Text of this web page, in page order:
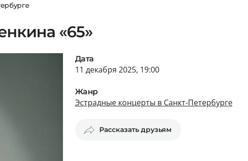
«65»
Дата
11 декабря 2025, 19:00
Жанр
Эстрадные концерты в Санкт-Петербурге
Рассказать друзьям